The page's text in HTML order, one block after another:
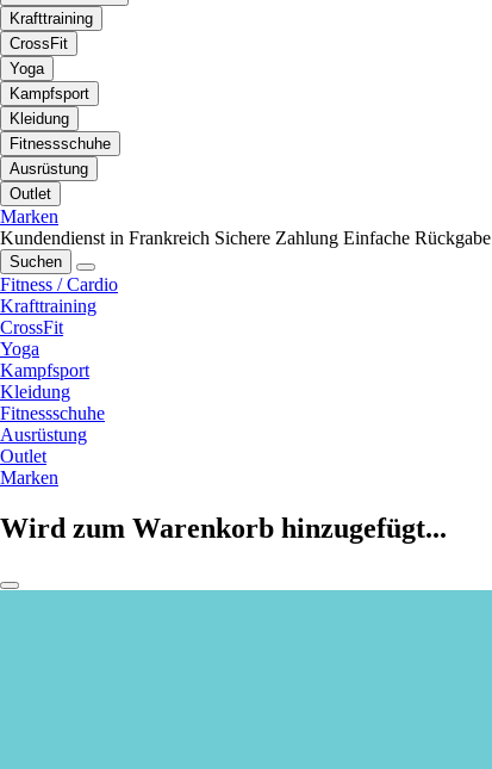
Krafttraining
CrossFit
Yoga
Kampfsport
Kleidung
Fitnessschuhe
Ausrüstung
Outlet
Marken
Kundendienst in Frankreich Sichere Zahlung Einfache Rückgabe
Suchen
Fitness / Cardio
Krafttraining
CrossFit
Yoga
Kampfsport
Kleidung
Fitnessschuhe
Ausrüstung
Outlet
Marken
Wird zum Warenkorb hinzugefügt...